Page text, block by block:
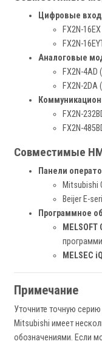
Цифровые
FX2N-
FX2N-
Аналоговые
FX2N-
FX2N-
FX2N-
FX2N-
Совместимые
Панели
Mitsubishi
Beijer E-
Программное
MELSEC
Примечание
Уточните точную серию
Mitsubishi имеет
обозначениями. Если